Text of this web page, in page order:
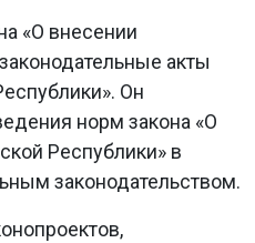
«О внесении
акты
Он
норм закона «О
Республики» в
законодательством.